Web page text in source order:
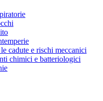
cadute e rischi meccanici
chimici e batteriologici